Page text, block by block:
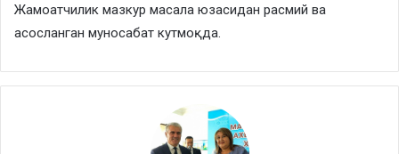
Жамоатчилик мазкур масала юзасидан расмий ва
асосланган муносабат кутмоқда.